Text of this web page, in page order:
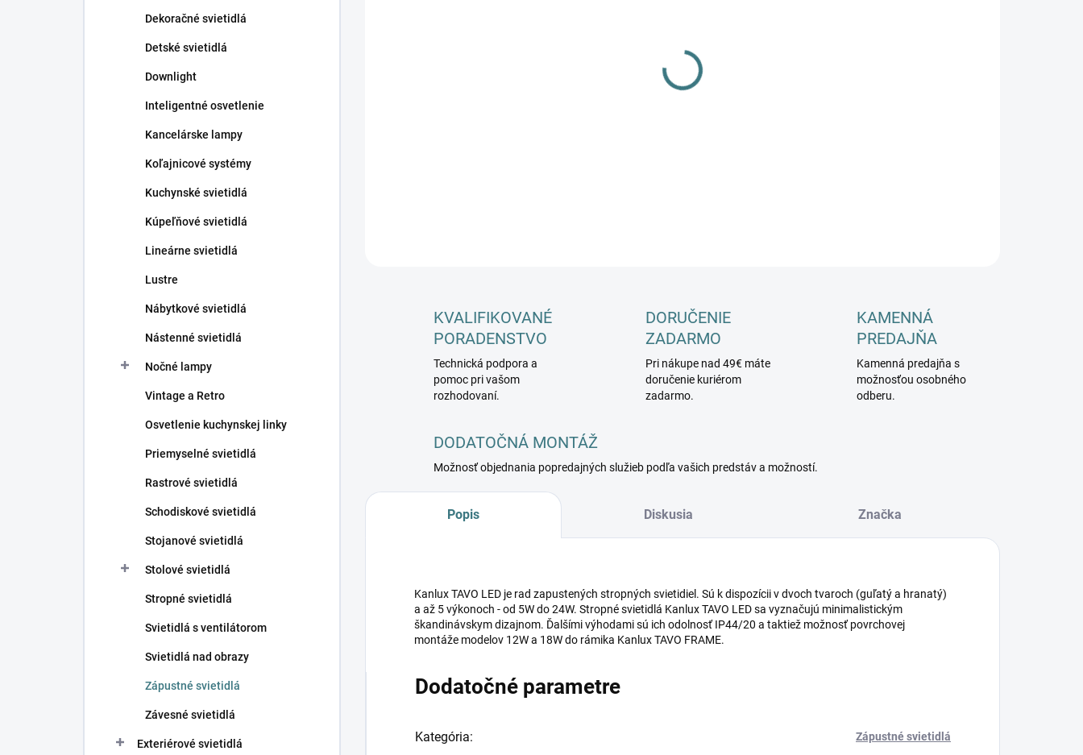
Dekoračné svietidlá
Detské svietidlá
Downlight
Inteligentné osvetlenie
Kancelárske lampy
Koľajnicové systémy
Kuchynské svietidlá
Kúpeľňové svietidlá
Lineárne svietidlá
Lustre
Nábytkové svietidlá
Nástenné svietidlá
Nočné lampy
Vintage a Retro
Osvetlenie kuchynskej linky
Priemyselné svietidlá
Rastrové svietidlá
Schodiskové svietidlá
Stojanové svietidlá
Stolové svietidlá
Stropné svietidlá
Svietidlá s ventilátorom
Svietidlá nad obrazy
Zápustné svietidlá
Závesné svietidlá
Exteriérové svietidlá
DETAILNÉ INFORMÁCIE
KVALIFIKOVANÉ
PORADENSTVO
Technická podpora a
pomoc pri vašom
rozhodovaní.
DORUČENIE
ZADARMO
Pri nákupe nad 49€ máte
doručenie kuriérom
zadarmo.
KAMENNÁ
PREDAJŇA
Kamenná predajňa s
možnosťou osobného
odberu.
DODATOČNÁ MONTÁŽ
Možnosť objednania popredajných služieb podľa vašich predstáv a možností.
Popis Diskusia Značka
Kanlux TAVO LED je rad zapustených stropných svietidiel. Sú k dispozícii v dvoch tvaroch (guľatý a hranatý)
a až 5 výkonoch - od 5W do 24W. Stropné svietidlá Kanlux TAVO LED sa vyznačujú minimalistickým
škandinávskym dizajnom. Ďalšími výhodami sú ich odolnosť IP44/20 a taktiež možnosť povrchovej
montáže modelov 12W a 18W do rámika Kanlux TAVO FRAME.
Dodatočné parametre
Kategória: Zápustné svietidlá